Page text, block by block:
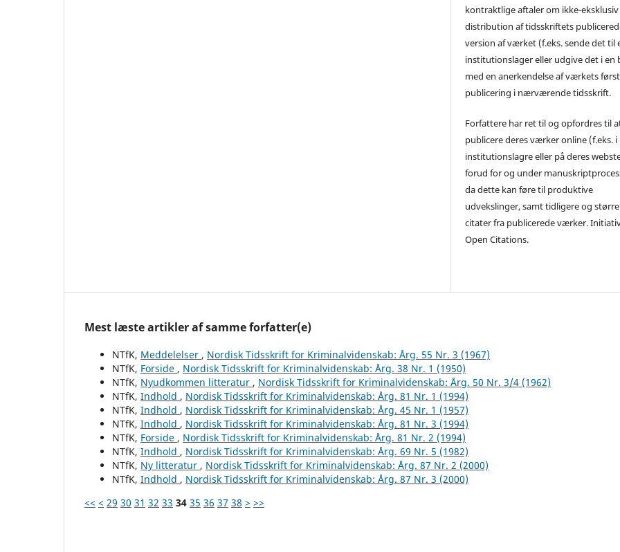
kontraktlige aftaler om ikke-eksklusiv
distribution af tidsskriftets
version af værket (f.eks. sende det til
institutionslager eller udgive det i en
med en anerkendelse af værkets
publicering i nærværende tidsskrift.
Forfattere har ret til og opfordres til
publicere deres værker online (f.eks. i
institutionslagre eller på deres
forud for og under
da dette kan føre til produktive
udvekslinger, samt tidligere og større
citater fra publicerede værker.
Open Citations.
Mest læste artikler af samme forfatter(e)
NTfK, Meddelelser , Nordisk Tidsskrift for Kriminalvidenskab: Årg. 55 Nr. 3 (1967)
NTfK, Forside , Nordisk Tidsskrift for Kriminalvidenskab: Årg. 38 Nr. 1 (1950)
NTfK, Nyudkommen litteratur , Nordisk Tidsskrift for Kriminalvidenskab: Årg. 50 Nr. 3/4 (1962)
NTfK, Indhold , Nordisk Tidsskrift for Kriminalvidenskab: Årg. 81 Nr. 1 (1994)
NTfK, Indhold , Nordisk Tidsskrift for Kriminalvidenskab: Årg. 45 Nr. 1 (1957)
NTfK, Indhold , Nordisk Tidsskrift for Kriminalvidenskab: Årg. 81 Nr. 3 (1994)
NTfK, Forside , Nordisk Tidsskrift for Kriminalvidenskab: Årg. 81 Nr. 2 (1994)
NTfK, Indhold , Nordisk Tidsskrift for Kriminalvidenskab: Årg. 69 Nr. 5 (1982)
NTfK, Ny litteratur , Nordisk Tidsskrift for Kriminalvidenskab: Årg. 87 Nr. 2 (2000)
NTfK, Indhold , Nordisk Tidsskrift for Kriminalvidenskab: Årg. 87 Nr. 3 (2000)
<< < 29 30 31 32 33 34 35 36 37 38 > >>